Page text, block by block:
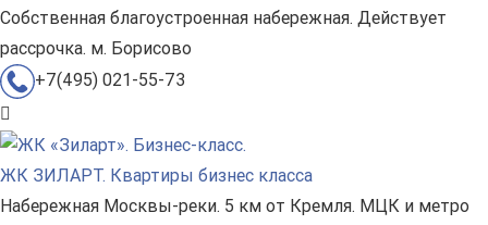
Собственная благоустроенная набережная. Действует
рассрочка. м. Борисово
+7(495) 021-55-73
ЖК ЗИЛАРТ. Квартиры бизнес класса
Набережная Москвы-реки. 5 км от Кремля. МЦК и метро